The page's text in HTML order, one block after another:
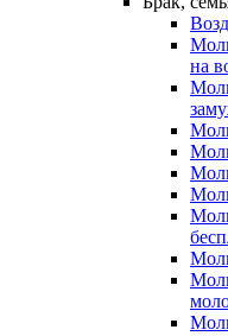
на